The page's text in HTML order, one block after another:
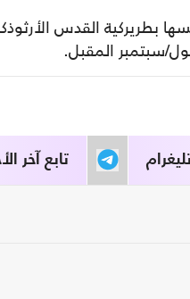
سبتمبر المقبل.
تابع آخر